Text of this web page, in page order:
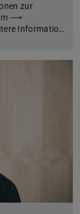
zur
⟶
Informatio…